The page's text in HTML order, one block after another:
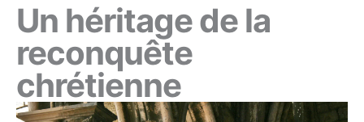
Un héritage de la
reconquête
chrétienne